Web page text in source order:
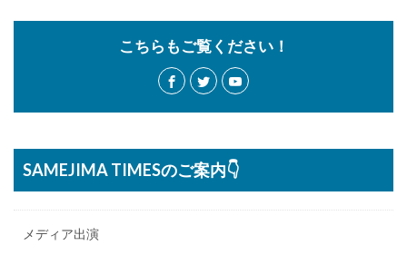
こちらもご覧ください！
SAMEJIMA TIMESのご案内👇
メディア出演